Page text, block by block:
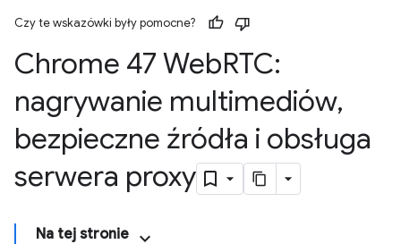
Czy te wskazówki były pomocne?
Chrome 47 WebRTC:
nagrywanie multimediów,
bezpieczne źródła i obsługa
serwera proxy
Na tej stronie